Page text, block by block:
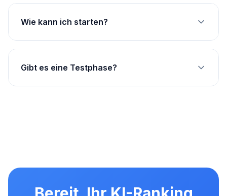
Wie kann ich starten?
Gibt es eine Testphase?